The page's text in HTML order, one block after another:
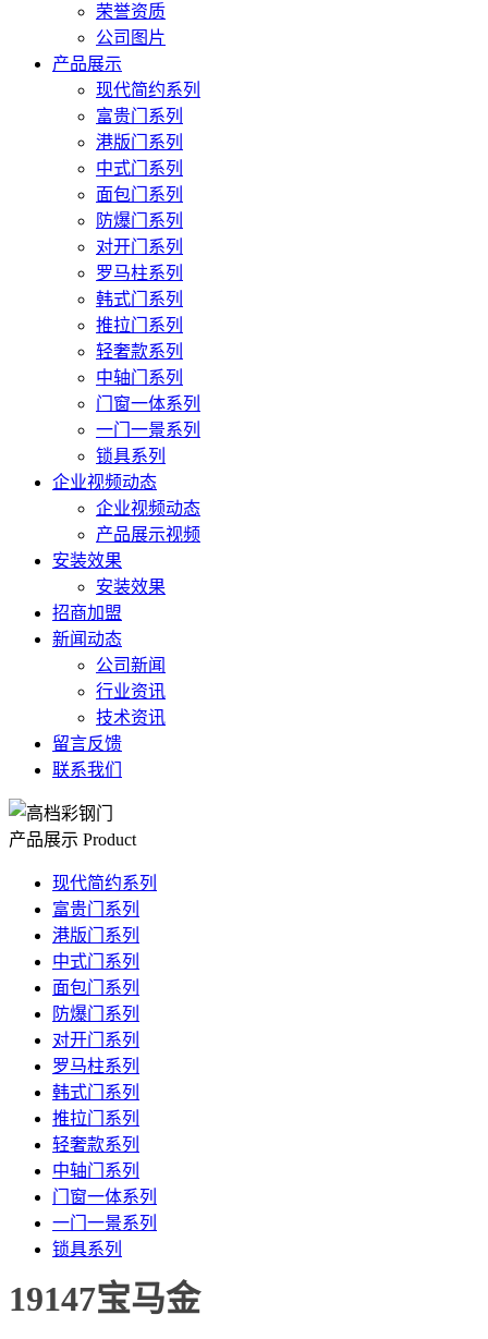
荣誉资质
公司图片
产品展示
现代简约系列
富贵门系列
港版门系列
中式门系列
面包门系列
防爆门系列
对开门系列
罗马柱系列
韩式门系列
推拉门系列
轻奢款系列
中轴门系列
门窗一体系列
一门一景系列
锁具系列
企业视频动态
企业视频动态
产品展示视频
安装效果
安装效果
招商加盟
新闻动态
公司新闻
行业资讯
技术资讯
留言反馈
联系我们
产品展示 Product
现代简约系列
富贵门系列
港版门系列
中式门系列
面包门系列
防爆门系列
对开门系列
罗马柱系列
韩式门系列
推拉门系列
轻奢款系列
中轴门系列
门窗一体系列
一门一景系列
锁具系列
19147宝马金